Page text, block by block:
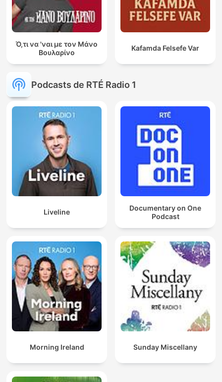
Ό,τι να 'ναι με τον Μάνο
Βουλαρίνο
Kafamda Felsefe Var
Podcasts de RTÉ Radio 1
Liveline
Documentary on One
Podcast
Morning Ireland Sunday Miscellany